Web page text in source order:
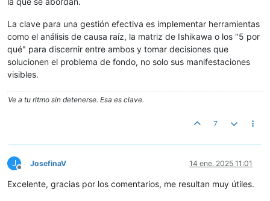
La clave para una gestión efectiva es implementar herramientas
como el análisis de causa raíz, la matriz de Ishikawa o los "5 por
qué" para discernir entre ambos y tomar decisiones que
solucionen el problema de fondo, no solo sus manifestaciones
visibles.
Ve a tu ritmo sin detenerse. Esa es clave.
7
J
Desconectado
JosefinaV 14 ene. 2025 11:01
Excelente, gracias por los comentarios, me resultan muy útiles.